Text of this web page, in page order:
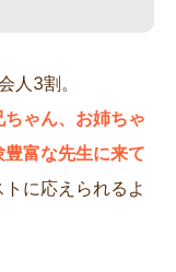
人3割。
ちゃん、お姉ちゃ
富な先生に来て
に応えられるよ